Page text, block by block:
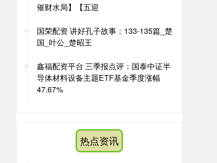
催财水局】【五迎
国荣配资 讲好孔子故事：133-135篇_楚
国_叶公_楚昭王
鑫福配资平台 三季报点评：国泰中证半
导体材料设备主题ETF基金季度涨幅
47.67%
热点资讯